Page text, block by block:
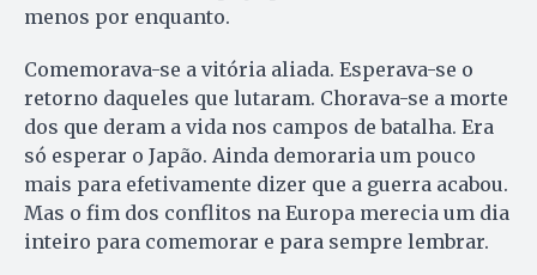
menos por enquanto.
Comemorava-se a vitória aliada. Esperava-se o
retorno daqueles que lutaram. Chorava-se a morte
dos que deram a vida nos campos de batalha. Era
só esperar o Japão. Ainda demoraria um pouco
mais para efetivamente dizer que a guerra acabou.
Mas o fim dos conflitos na Europa merecia um dia
inteiro para comemorar e para sempre lembrar.